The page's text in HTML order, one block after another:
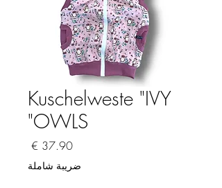
Kuschelweste "IVY
OWLS"
السعر
ضريبة شاملة